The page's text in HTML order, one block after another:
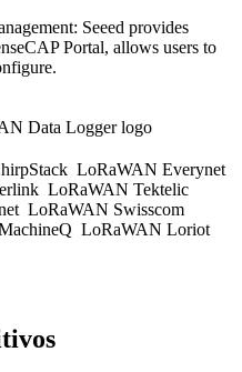
Seeed provides
Portal, allows users to
LoRaWAN Everynet
LoRaWAN Tektelic
LoRaWAN Swisscom
LoRaWAN Loriot